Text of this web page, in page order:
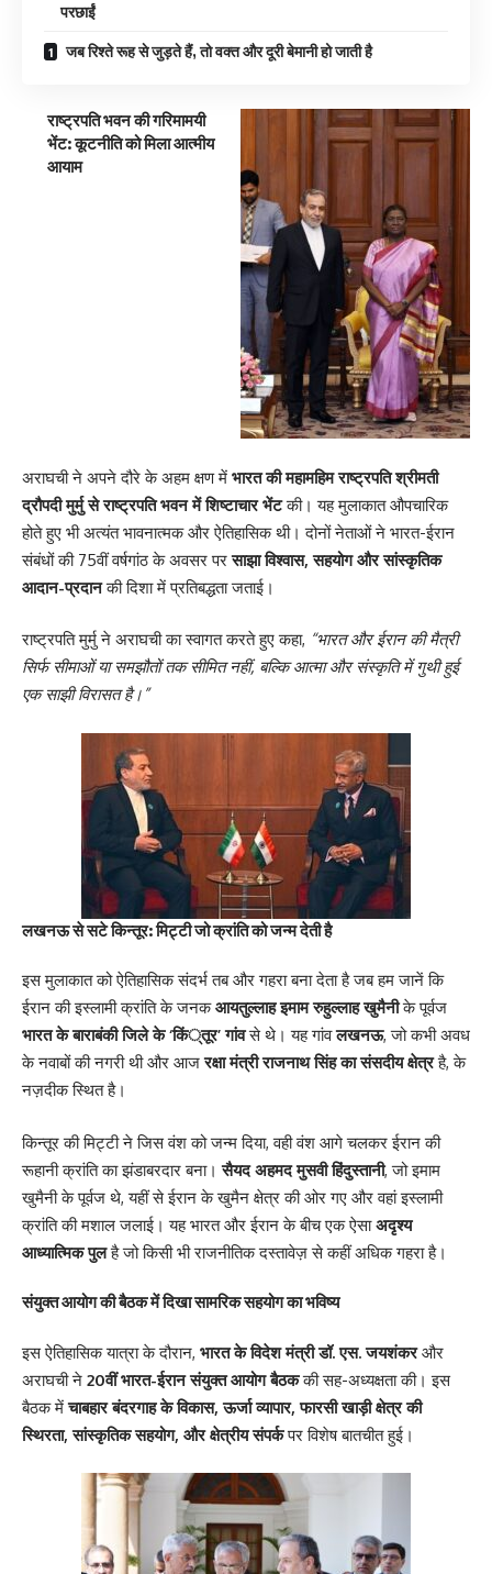
परछाईं
जब रिश्ते रूह से जुड़ते हैं, तो वक्त और दूरी बेमानी हो जाती है
राष्ट्रपति भवन की गरिमामयी
भेंट: कूटनीति को मिला आत्मीय
आयाम
अराघची ने अपने दौरे के अहम क्षण में भारत की महामहिम राष्ट्रपति श्रीमती
द्रौपदी मुर्मु से राष्ट्रपति भवन में शिष्टाचार भेंटकी। यह मुलाकात औपचारिक
होते हुए भी अत्यंत भावनात्मक और ऐतिहासिक थी। दोनों नेताओं ने भारत-ईरान
संबंधों की 75वीं वर्षगांठ के अवसर परसाझा विश्वास, सहयोग और सांस्कृतिक
आदान-प्रदानकी दिशा में प्रतिबद्धता जताई।
राष्ट्रपति मुर्मु ने अराघची का स्वागत करते हुए कहा, “भारत और ईरान की मैत्री
सिर्फ सीमाओं या समझौतों तक सीमित नहीं, बल्कि आत्मा और संस्कृति में गुथी हुई
एक साझी विरासत है।”
लखनऊ से सटे किन्तूर: मिट्टी जो क्रांति को जन्म देती है
इस मुलाकात को ऐतिहासिक संदर्भ तब और गहरा बना देता है जब हम जानें कि
ईरान की इस्लामी क्रांति के जनकआयतुल्लाह इमाम रुहुल्लाह खुमैनीके पूर्वज
भारत के बाराबंकी जिले के ‘किं्तूर’ गांवसे थे। यह गांवलखनऊ, जो कभी अवध
के नवाबों की नगरी थी और आजरक्षा मंत्री राजनाथ सिंह का संसदीय क्षेत्रहै, के
नज़दीक स्थित है।
किन्तूर की मिट्टी ने जिस वंश को जन्म दिया, वही वंश आगे चलकर ईरान की
रूहानी क्रांति का झंडाबरदार बना।सैयद अहमद मुसवी हिंदुस्तानी, जो इमाम
खुमैनी के पूर्वज थे, यहीं से ईरान के खुमैन क्षेत्र की ओर गए और वहां इस्लामी
क्रांति की मशाल जलाई। यह भारत और ईरान के बीच एक ऐसाअदृश्य
आध्यात्मिक पुलहै जो किसी भी राजनीतिक दस्तावेज़ से कहीं अधिक गहरा है।
संयुक्त आयोग की बैठक में दिखा सामरिक सहयोग का भविष्य
इस ऐतिहासिक यात्रा के दौरान, भारत के विदेश मंत्री डॉ. एस. जयशंकरऔर
अराघची ने 20वीं भारत-ईरान संयुक्त आयोग बैठककी सह-अध्यक्षता की। इस
बैठक मेंचाबहार बंदरगाह के विकास, ऊर्जा व्यापार, फारसी खाड़ी क्षेत्र की
स्थिरता, सांस्कृतिक सहयोग, और क्षेत्रीय संपर्कपर विशेष बातचीत हुई।